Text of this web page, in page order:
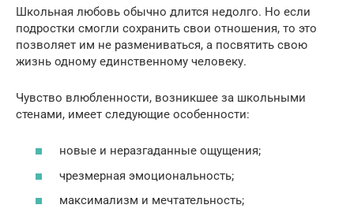
Школьная любовь обычно длится недолго. Но если
подростки смогли сохранить свои отношения, то это
позволяет им не размениваться, а посвятить свою
жизнь одному единственному человеку.
Чувство влюбленности, возникшее за школьными
стенами, имеет следующие особенности:
новые и неразгаданные ощущения;
чрезмерная эмоциональность;
максимализм и мечтательность;